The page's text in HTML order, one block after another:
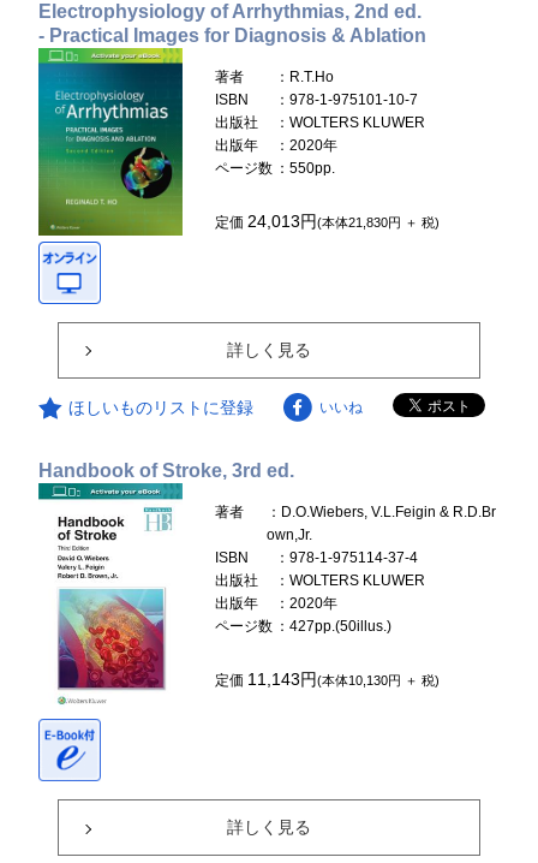
Electrophysiology of Arrhythmias, 2nd ed.
- Practical Images for Diagnosis & Ablation
著者
：R.T.Ho
ISBN
：978-1-975101-10-7
出版社
：WOLTERS KLUWER
出版年
：2020年
ページ数 ：550pp.
定価24,013円(本体21,830円 ＋ 税)
詳しく見る
ほしいものリストに登録 いいね
Handbook of Stroke, 3rd ed.
著者
：D.O.Wiebers, V.L.Feigin & R.D.Br
own,Jr.
ISBN
：978-1-975114-37-4
出版社
：WOLTERS KLUWER
出版年
：2020年
ページ数 ：427pp.(50illus.)
定価 11,143円(本体10,130円 ＋ 税)
詳しく見る